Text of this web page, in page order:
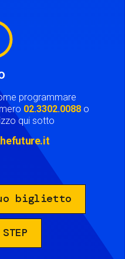
programmare
02.3302.0088 o
qui sotto
biglietto